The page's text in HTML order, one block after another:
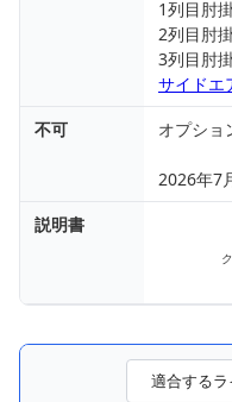
1列目肘
2列目肘
3列目肘
サイドエ
不可
オプショ
2026年7
説明書
適合する